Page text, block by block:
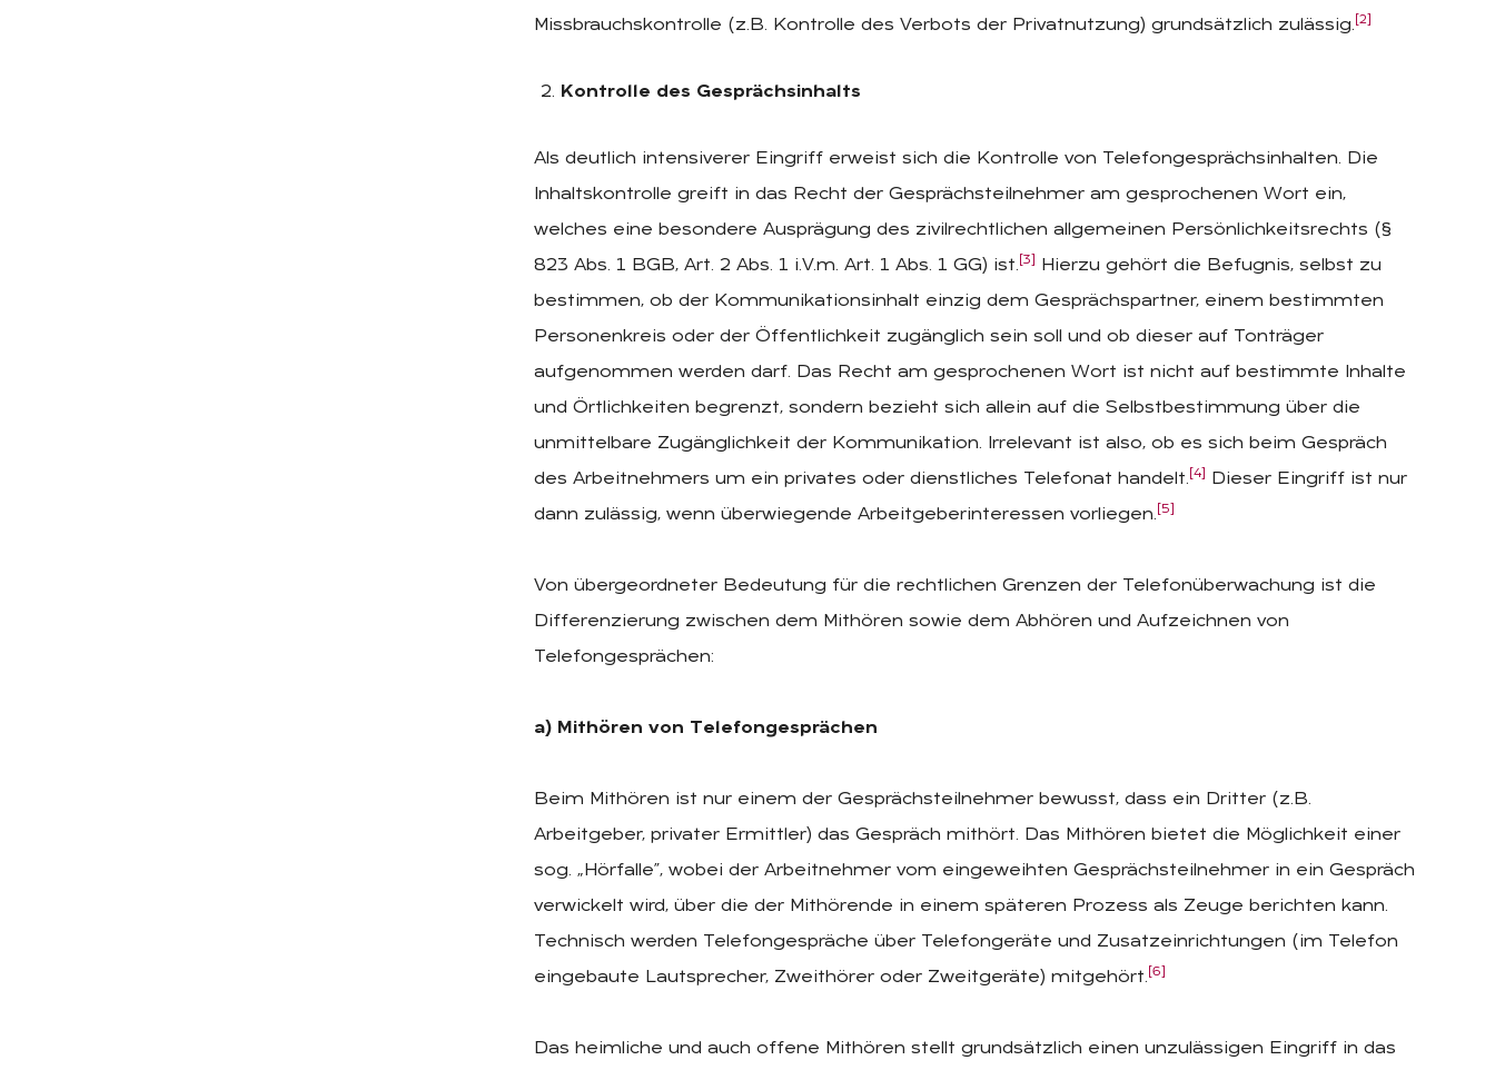
Missbrauchskontrolle (z.B. Kontrolle des Verbots der Privatnutzung) grundsätzlich zulässig. [2]
Kontrolle des Gesprächsinhalts
Als deutlich intensiverer Eingriff erweist sich die Kontrolle von Telefongesprächsinhalten. Die
Inhaltskontrolle greift in das Recht der Gesprächsteilnehmer am gesprochenen Wort ein,
welches eine besondere Ausprägung des zivilrechtlichen allgemeinen Persönlichkeitsrechts (§
823 Abs. 1 BGB, Art. 2 Abs. 1 i.V.m. Art. 1 Abs. 1 GG) ist. [3]
Hierzu gehört die Befugnis, selbst zu
bestimmen, ob der Kommunikationsinhalt einzig dem Gesprächspartner, einem bestimmten
Personenkreis oder der Öffentlichkeit zugänglich sein soll und ob dieser auf Tonträger
aufgenommen werden darf. Das Recht am gesprochenen Wort ist nicht auf bestimmte Inhalte
und Örtlichkeiten begrenzt, sondern bezieht sich allein auf die Selbstbestimmung über die
unmittelbare Zugänglichkeit der Kommunikation. Irrelevant ist also, ob es sich beim Gespräch
des Arbeitnehmers um ein privates oder dienstliches Telefonat handelt. [4]
Dieser Eingriff ist nur
dann zulässig, wenn überwiegende Arbeitgeberinteressen vorliegen. [5]
Von übergeordneter Bedeutung für die rechtlichen Grenzen der Telefonüberwachung ist die
Differenzierung zwischen dem Mithören sowie dem Abhören und Aufzeichnen von
Telefongesprächen:
a) Mithören von Telefongesprächen
Beim Mithören ist nur einem der Gesprächsteilnehmer bewusst, dass ein Dritter (z.B.
Arbeitgeber, privater Ermittler) das Gespräch mithört. Das Mithören bietet die Möglichkeit einer
sog. „Hörfalle”, wobei der Arbeitnehmer vom eingeweihten Gesprächsteilnehmer in ein Gespräch
verwickelt wird, über die der Mithörende in einem späteren Prozess als Zeuge berichten kann.
Technisch werden Telefongespräche über Telefongeräte und Zusatzeinrichtungen (im Telefon
eingebaute Lautsprecher, Zweithörer oder Zweitgeräte) mitgehört. [6]
Das heimliche und auch offene Mithören stellt grundsätzlich einen unzulässigen Eingriff in das